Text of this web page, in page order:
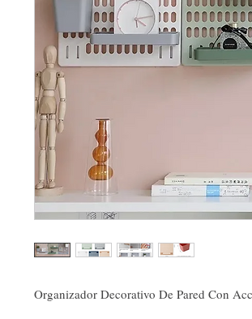
Organizador Decorativo De Pared Con